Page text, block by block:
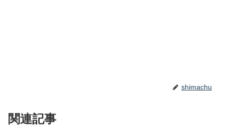
shimachu
関連記事